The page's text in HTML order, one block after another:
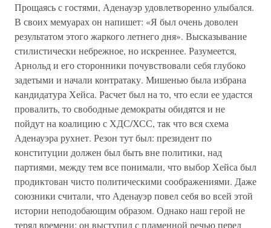
Прощаясь с гостями, Аденауэр удовлетворенно улыбался.
В своих мемуарах он напишет: «Я был очень доволен
результатом этого жаркого летнего дня». Высказывание
стилистически небрежное, но искреннее. Разумеется,
Арнольд и его сторонники почувствовали себя глубоко
задетыми и начали контратаку. Мишенью была избрана
кандидатура Хейса. Расчет был на то, что если ее удастся
провалить, то свободные демократы обидятся и не
пойдут на коалицию с ХДС/ХСС, так что вся схема
Аденауэра рухнет. Резон тут был: президент по
конституции должен был быть вне политики, над
партиями, между тем все понимали, что выбор Хейса был
продиктован чисто политическими соображениями. Даже
союзники считали, что Аденауэр повел себя во всей этой
истории неподобающим образом. Однако наш герой не
терял времени: он выступил с пламенной речью перед